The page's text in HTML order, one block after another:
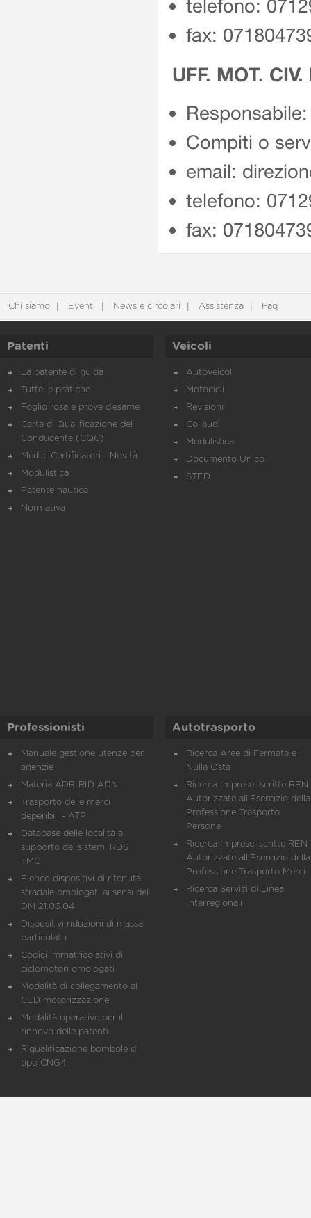
telefono:
fax:
UFF. MOT.
Compiti o
email:
telefono:
fax:
Chi siamo Eventi News e circolari Assistenza Faq
Patenti
La patente di guida
Tutte le pratiche
Foglio rosa e prove d’esame
Carta di Qualificazione del
Conducente (CQC)
Medici Certificatori - Novità
Modulistica
Patente nautica
Normativa
Veicoli
Autoveicoli
Motocicli
Revisioni
Collaudi
Modulistica
Documento Unico
STED
Professionisti
Manuale gestione utenze per
agenzie
Materia ADR-RID-ADN
Trasporto delle merci
deperibili - ATP
Database delle località a
supporto dei sistemi RDS
TMC
Elenco dispositivi di ritenuta
stradale omologati ai sensi del
DM 21.06.04
Dispositivi riduzioni di massa
particolato
Codici immatricolativi di
ciclomotori omologati
Modalità di collegamento al
CED motorizzazione
Modalità operative per il
rinnovo delle patenti
Riqualificazione bombole di
tipo CNG4
Autotrasporto
Ricerca Aree di Fermata e
Nulla Osta
Ricerca Imprese Iscritte REN
Autorizzate all'Esercizio della
Professione Trasporto
Persone
Ricerca Imprese iscritte REN
Autorizzate all'Esercizio della
Professione Trasporto Merci
Ricerca Servizi di Linea
Interregionali